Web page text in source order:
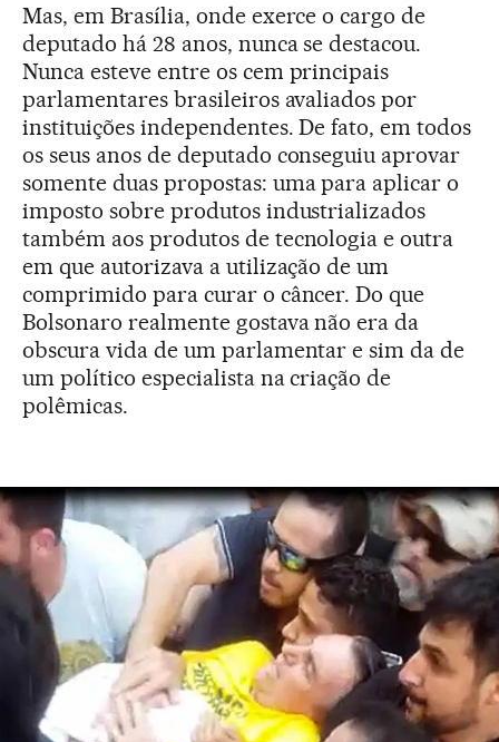
Mas, em Brasília, onde exerce o cargo de
deputado há 28 anos, nunca se destacou.
Nunca esteve entre os cem principais
parlamentares brasileiros avaliados por
instituições independentes. De fato, em todos
os seus anos de deputado conseguiu aprovar
somente duas propostas: uma para aplicar o
imposto sobre produtos industrializados
também aos produtos de tecnologia e outra
em que autorizava a utilização de um
comprimido para curar o câncer. Do que
Bolsonaro realmente gostava não era da
obscura vida de um parlamentar e sim da de
um político especialista na criação de
polêmicas.